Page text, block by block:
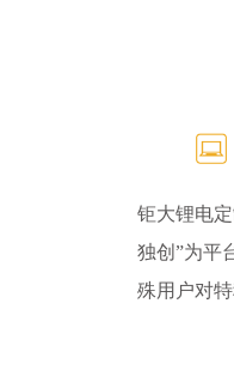
钜大锂电
独创”为平
殊用户对